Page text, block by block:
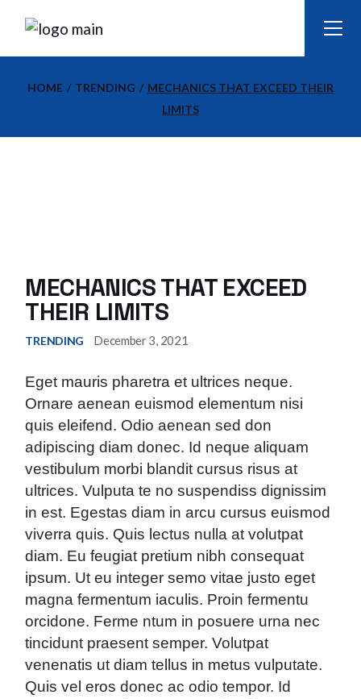
HOME TRENDING
MECHANICS THAT EXCEED THEIR
LIMITS
MECHANICS THAT EXCEED
THEIR LIMITS
TRENDING December 3, 2021
Eget mauris pharetra et ultrices neque.
Ornare aenean euismod elementum nisi
quis eleifend. Odio aenean sed don
adipiscing diam donec. Id neque aliquam
vestibulum morbi blandit cursus risus at
ultrices. Vulputa te no suspendiss dignissim
in est. Egestas diam in arcu cursus euismod
viverra quis. Quis lectus nulla at volutpat
diam. Eu feugiat pretium nibh consequat
ipsum. Ut eu integer semo vitae justo eget
magna fermentum iaculis. Proin fermentu
orcidone. Ferme ntum in posuere urna nec
tincidunt praesent semper. Volutpat
venenatis ut diam tellus in metus vulputate.
Quis vel eros donec ac odio tempor. Id